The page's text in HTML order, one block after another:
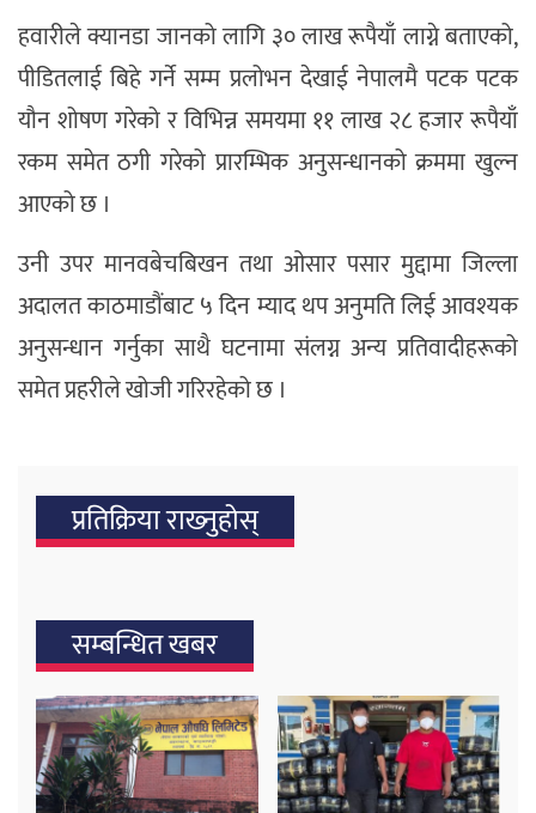
हवारीले क्यानडा जानको लागि ३० लाख रूपैयाँ लाग्ने बताएको,
पीडितलाई बिहे गर्ने सम्म प्रलोभन देखाई नेपालमै पटक पटक
यौन शोषण गरेको र विभिन्न समयमा ११ लाख २८ हजार रूपैयाँ
रकम समेत ठगी गरेको प्रारम्भिक अनुसन्धानको क्रममा खुल्न
आएको छ ।
उनी उपर मानवबेचबिखन तथा ओसार पसार मुद्दामा जिल्ला
अदालत काठमाडौंबाट ५ दिन म्याद थप अनुमति लिई आवश्यक
अनुसन्धान गर्नुका साथै घटनामा संलग्न अन्य प्रतिवादीहरूको
समेत प्रहरीले खोजी गरिरहेको छ ।
प्रतिक्रिया राख्‍नुहोस्
सम्बन्धित खबर